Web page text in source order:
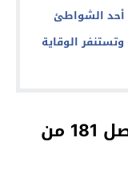
أحد الشواطئ
الوقاية
صك الاتهام ومقتضيات الفصل 181 من